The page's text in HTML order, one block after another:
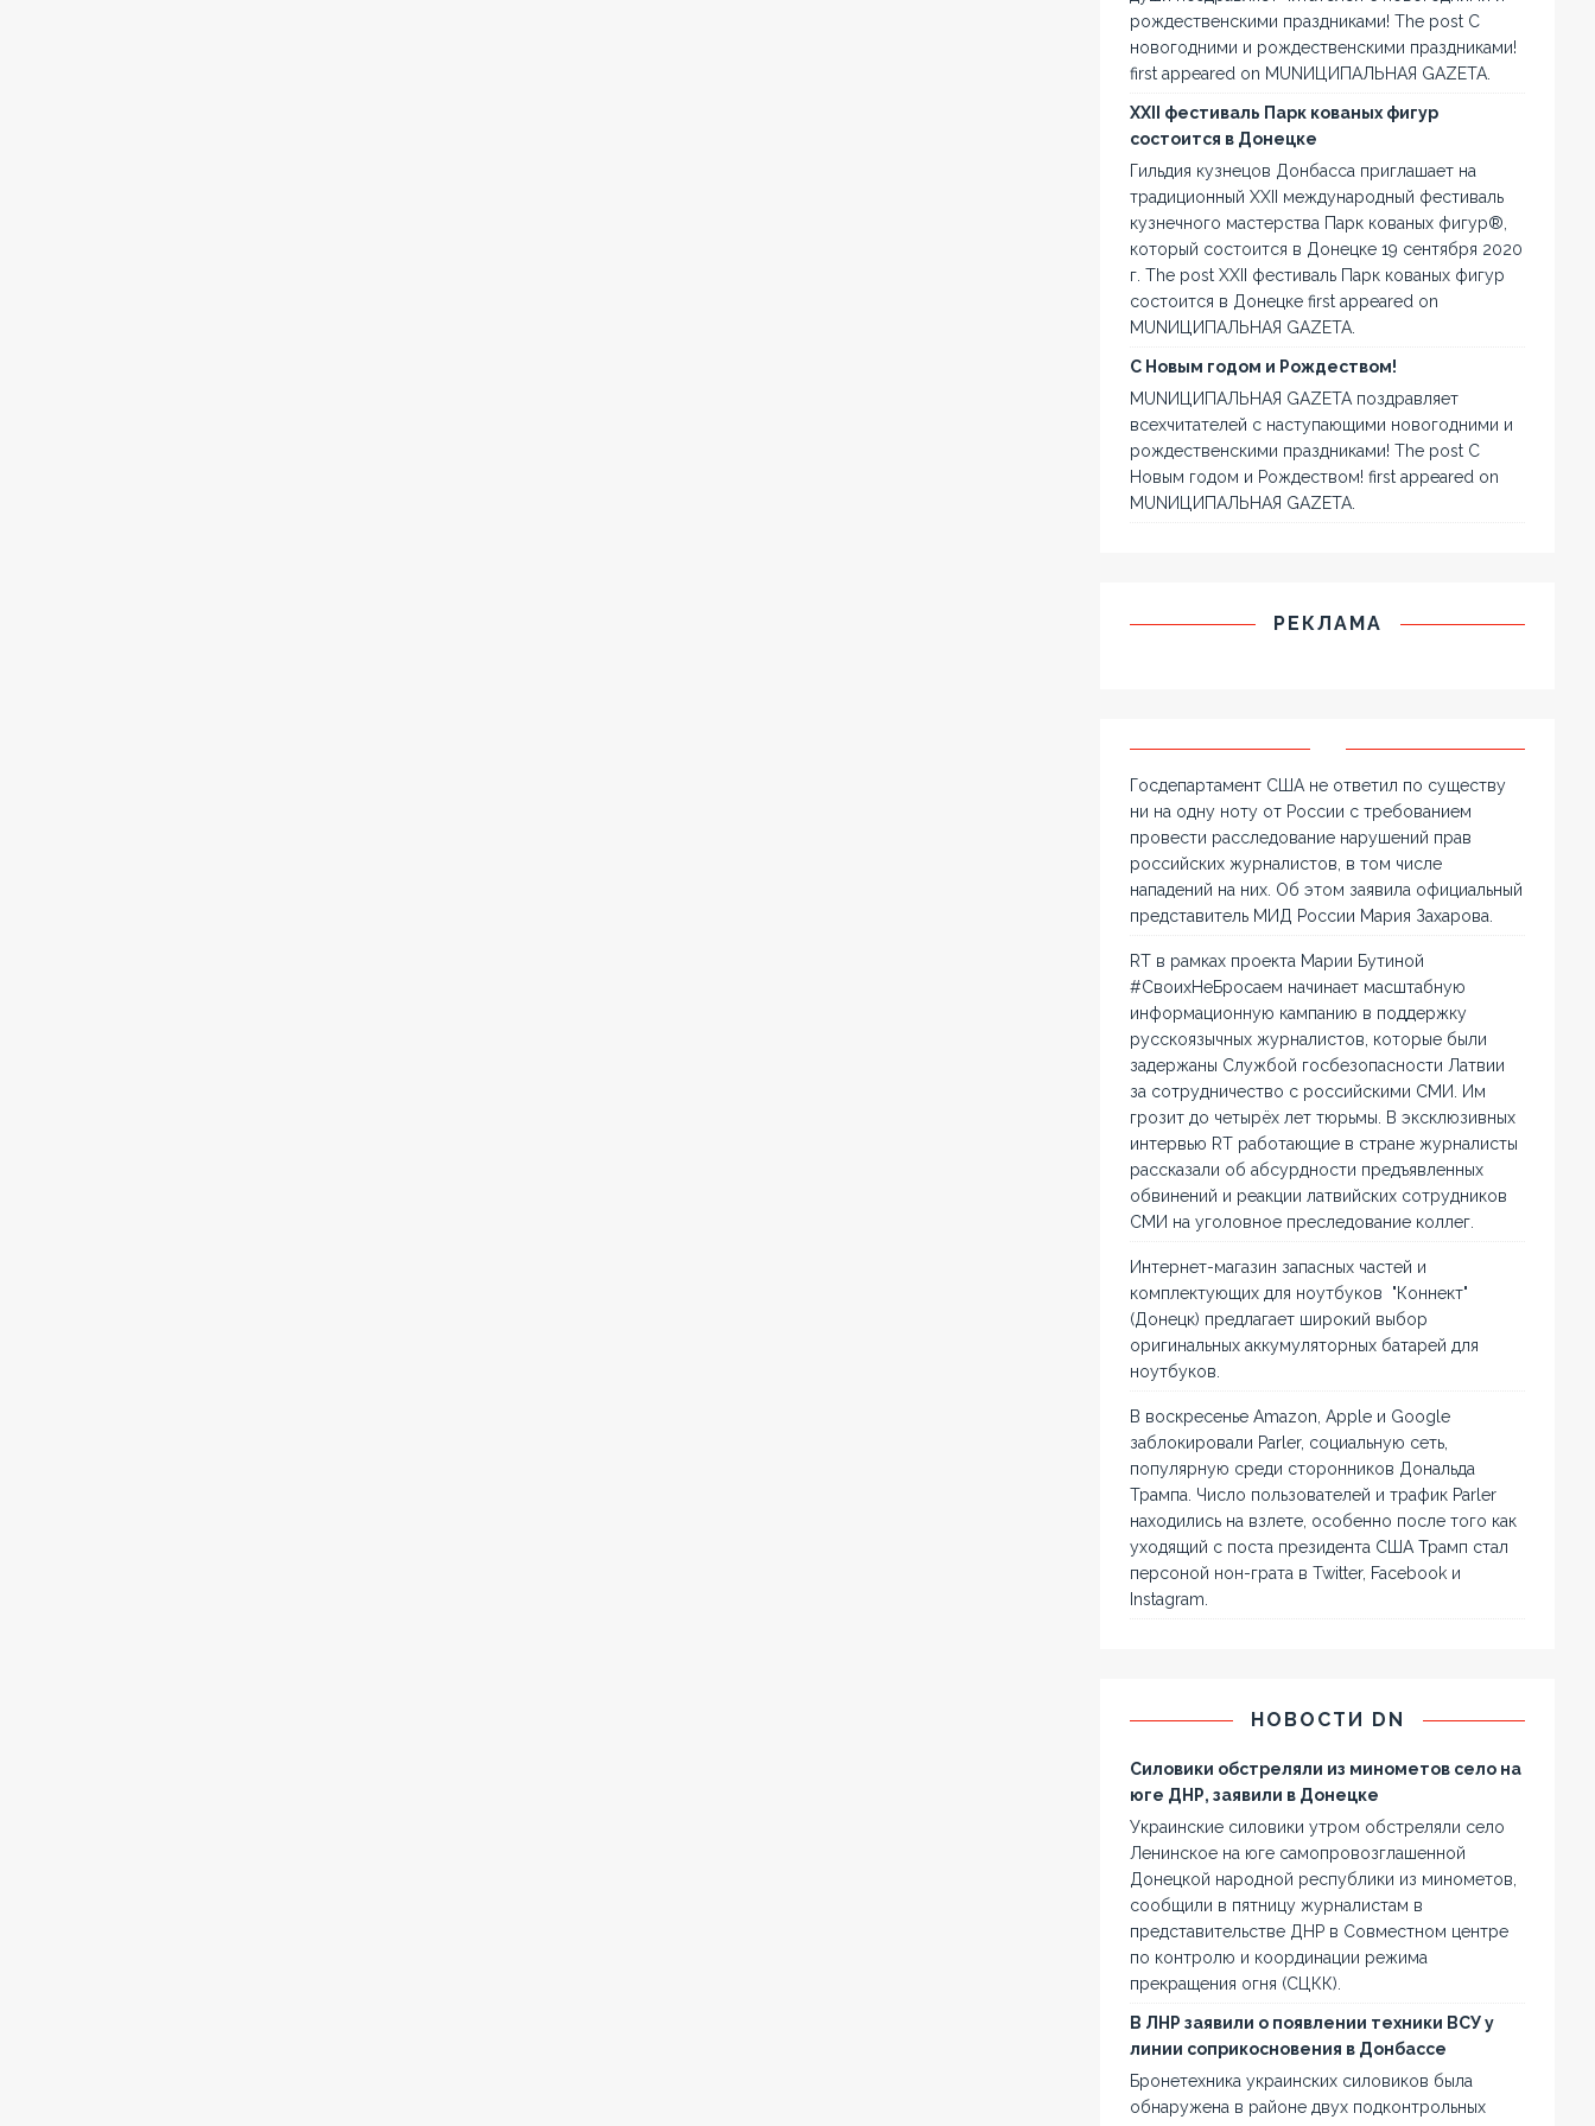
рождественскими праздниками! The post С
новогодними и рождественскими праздниками!
first appeared on MUNИЦИПАЛЬНАЯ GAZЕТА.
XXII фестиваль Парк кованых фигур
состоится в Донецке
Гильдия кузнецов Донбасса приглашает на
традиционный XXII международный фестиваль
кузнечного мастерства Парк кованых фигур®,
который состоится в Донецке 19 сентября 2020
г. The post XXII фестиваль Парк кованых фигур
состоится в Донецке first appeared on
MUNИЦИПАЛЬНАЯ GAZЕТА.
С Новым годом и Рождеством!
MUNИЦИПАЛЬНАЯ GAZЕТА поздравляет
всехчитателей с наступающими новогодними и
рождественскими праздниками! The post С
Новым годом и Рождеством! first appeared on
MUNИЦИПАЛЬНАЯ GAZЕТА.
РЕКЛАМА
Госдепартамент США не ответил по существу
ни на одну ноту от России с требованием
провести расследование нарушений прав
российских журналистов, в том числе
нападений на них. Об этом заявила официальный
представитель МИД России Мария Захарова.
RT в рамках проекта Марии Бутиной
#СвоихНеБросаем начинает масштабную
информационную кампанию в поддержку
русскоязычных журналистов, которые были
задержаны Службой госбезопасности Латвии
за сотрудничество с российскими СМИ. Им
грозит до четырёх лет тюрьмы. В эксклюзивных
интервью RT работающие в стране журналисты
рассказали об абсурдности предъявленных
обвинений и реакции латвийских сотрудников
СМИ на уголовное преследование коллег.
Интернет-магазин запасных частей и
комплектующих для ноутбуков "Коннект"
(Донецк) предлагает широкий выбор
оригинальных аккумуляторных батарей для
ноутбуков.
В воскресенье Amazon, Apple и Google
заблокировали Parler, социальную сеть,
популярную среди сторонников Дональда
Трампа. Число пользователей и трафик Parler
находились на взлете, особенно после того как
уходящий с поста президента США Трамп стал
персоной нон-грата в Twitter, Facebook и
Instagram.
НОВОСТИ DN
Силовики обстреляли из минометов село на
юге ДНР, заявили в Донецке
Украинские силовики утром обстреляли село
Ленинское на юге самопровозглашенной
Донецкой народной республики из минометов,
сообщили в пятницу журналистам в
представительстве ДНР в Совместном центре
по контролю и координации режима
прекращения огня (СЦКК).
В ЛНР заявили о появлении техники ВСУ у
линии соприкосновения в Донбассе
Бронетехника украинских силовиков была
обнаружена в районе двух подконтрольных